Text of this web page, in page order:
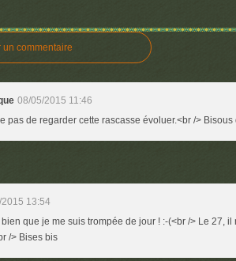
un commentaire
08/05/2015 11:46
pas de regarder cette rascasse évoluer.<br />
13:54
que je me suis trompée de jour ! :-(<br /> Le 27, il
/> Bises bis